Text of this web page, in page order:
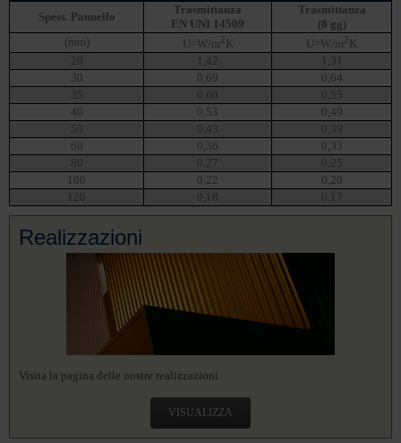
Spess. Pannello
Trasmittanza
EN UNI 14509
Trasmittanza
(8 gg)
(mm)
U=W/m 2K U=W/m 2K
20
1,42
1,31
30
0,69
0,64
35
0,60
0,55
40
0,53
0,49
50
0,43
0,39
60
0,36
0,33
80
0,27
0,25
100
0,22
0,20
120
0,18 0,17
Realizzazioni
Visita la pagina delle nostre realizzazioni.
VISUALIZZA